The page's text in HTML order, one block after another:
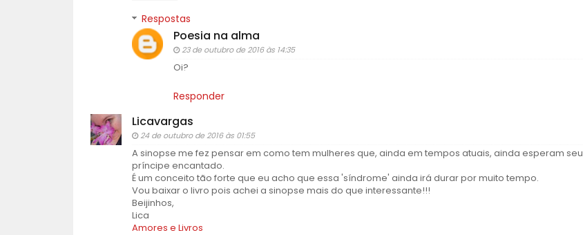
Respostas
Poesia na alma
23 de outubro de 2016 às 14:35
Oi?
Responder
Licavargas
24 de outubro de 2016 às 01:55
A sinopse me fez pensar em como tem mulheres que, ainda em tempos atuais, ainda esperam seu
príncipe encantado.
É um conceito tão forte que eu acho que essa 'síndrome' ainda irá durar por muito tempo.
Vou baixar o livro pois achei a sinopse mais do que interessante!!!
Beijinhos,
Lica
Amores e Livros